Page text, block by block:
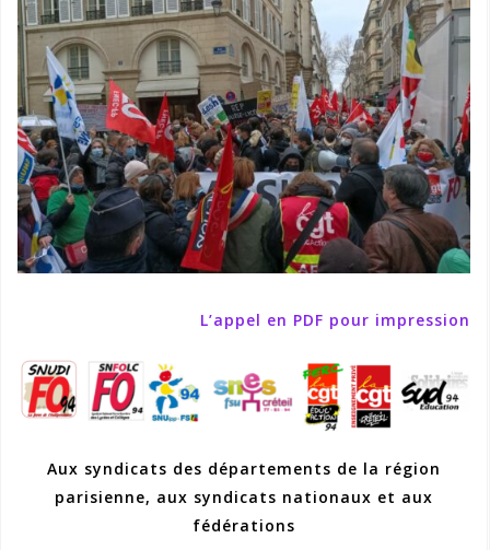
L’appel en PDF pour impression
Aux syndicats des départements de la région
parisienne, aux syndicats nationaux et aux
fédérations